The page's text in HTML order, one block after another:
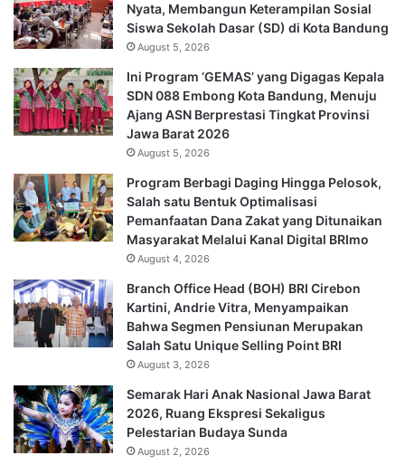
Nyata, Membangun Keterampilan Sosial
Siswa Sekolah Dasar (SD) di Kota Bandung
August 5, 2026
Ini Program ‘GEMAS’ yang Digagas Kepala
SDN 088 Embong Kota Bandung, Menuju
Ajang ASN Berprestasi Tingkat Provinsi
Jawa Barat 2026
August 5, 2026
Program Berbagi Daging Hingga Pelosok,
Salah satu Bentuk Optimalisasi
Pemanfaatan Dana Zakat yang Ditunaikan
Masyarakat Melalui Kanal Digital BRImo
August 4, 2026
Branch Office Head (BOH) BRI Cirebon
Kartini, Andrie Vitra, Menyampaikan
Bahwa Segmen Pensiunan Merupakan
Salah Satu Unique Selling Point BRI
August 3, 2026
Semarak Hari Anak Nasional Jawa Barat
2026, Ruang Ekspresi Sekaligus
Pelestarian Budaya Sunda
August 2, 2026